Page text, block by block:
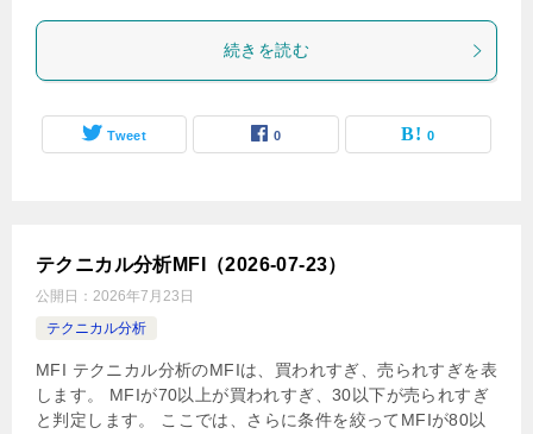
続きを読む
Tweet 0 0
テクニカル分析MFI（2026-07-23）
公開日： 2026年7月23日
テクニカル分析
MFI テクニカル分析のMFIは、買われすぎ、売られすぎを表
します。 MFIが70以上が買われすぎ、30以下が売られすぎ
と判定します。 ここでは、さらに条件を絞ってMFIが80以